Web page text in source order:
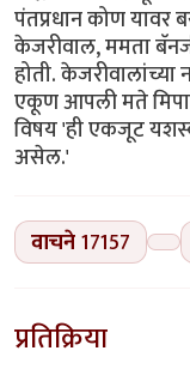
पंतप्रधान कोण यावर
केजरीवाल, ममता
होती.
एकूण आपली मते
विषय 'ही एकजूट
असेल.'
वाचने17157
प्रतिक्रिया